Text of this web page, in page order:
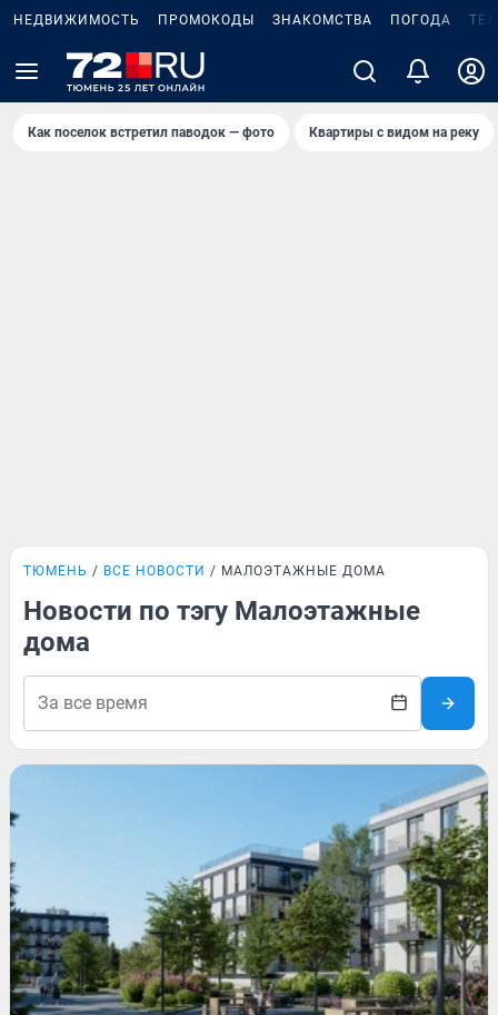
НЕДВИЖИМОСТЬ ПРОМОКОДЫ ЗНАКОМСТВА ПОГОДА
Как поселок встретил паводок — фото Квартиры с видом на реку
ТЮМЕНЬ ВСЕ НОВОСТИ МАЛОЭТАЖНЫЕ ДОМА
Новости по тэгу Малоэтажные
дома